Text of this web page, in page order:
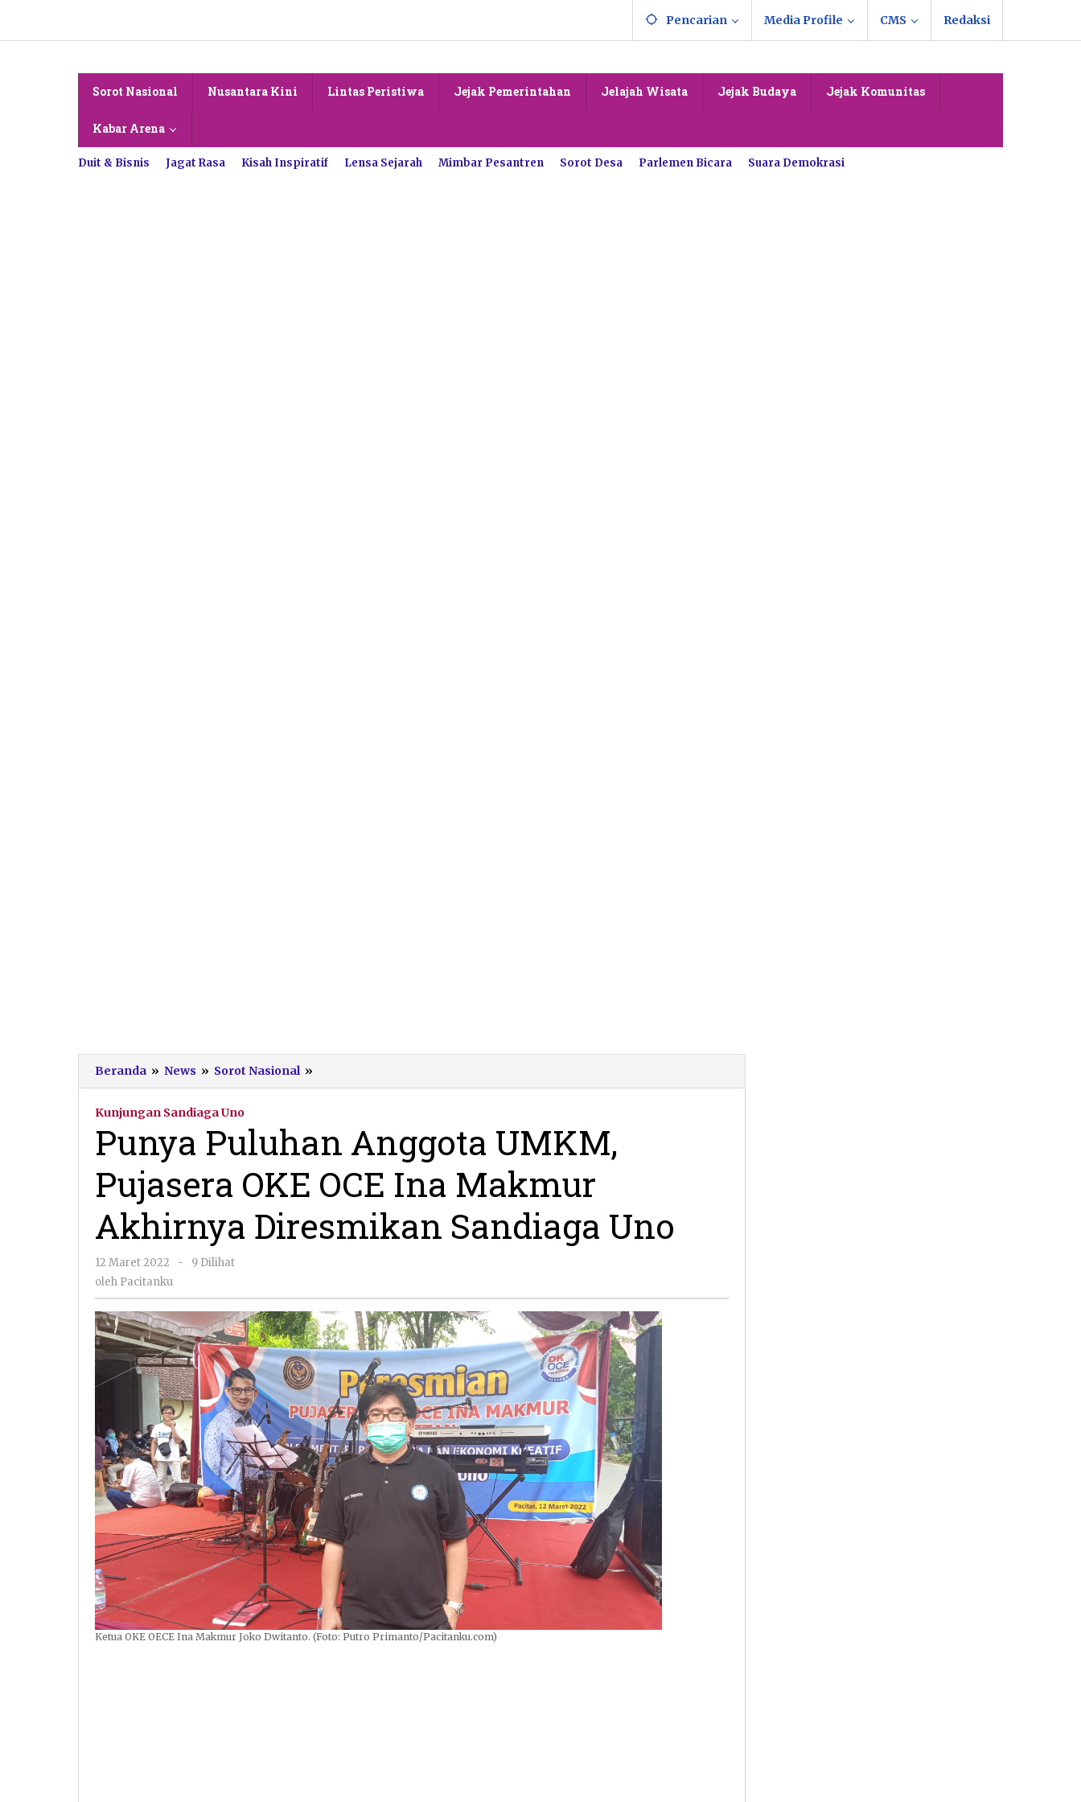
konten
Pencarian Media Profile CMS Redaksi
Sorot Nasional Nusantara Kini Lintas Peristiwa Jejak Pemerintahan Jelajah Wisata Jejak Budaya Jejak Komunitas
Kabar Arena
Duit & Bisnis Jagat Rasa Kisah Inspiratif Lensa Sejarah Mimbar Pesantren Sorot Desa Parlemen Bicara Suara Demokrasi
Beranda » News » Sorot Nasional »
Puluhan
Pujasera
OKE
OCE
Ina
Akhirnya
Diresmikan
Kunjungan Sandiaga Uno
Punya Puluhan Anggota UMKM,
Pujasera OKE OCE Ina Makmur
Akhirnya Diresmikan Sandiaga Uno
12 Maret 2022
oleh
-
9 Dilihat
oleh Pacitanku
Ketua OKE OECE Ina Makmur Joko Dwitanto. (Foto: Putro Primanto/Pacitanku.com)